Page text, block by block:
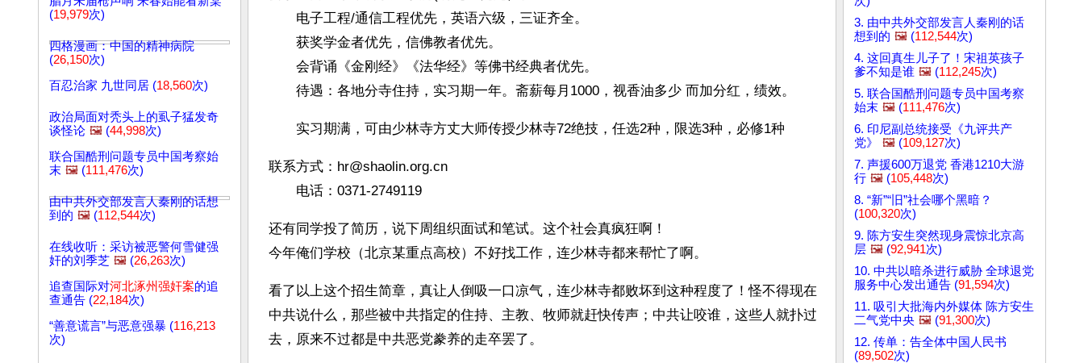
(19,979次)
四格漫画：中国的精神病院
(26,150次)
百忍治家 九世同居 (18,560次)
政治局面对秃头上的虱子猛发奇
谈怪论 🖼️ (44,998次)
联合国酷刑问题专员中国考察始
末 🖼️ (111,476次)
由中共外交部发言人秦刚的话想
到的 🖼️ (112,544次)
在线收听：采访被恶警何雪健强
奸的刘季芝 🖼️ (26,263次)
追查国际对河北涿州强奸案的追
查通告 (22,184次)
“善意谎言”与恶意强暴 (116,213
次)
电子工程/通信工程优先，英语六级，三证齐全。
获奖学金者优先，信佛教者优先。
会背诵《金刚经》《法华经》等佛书经典者优先。
待遇：各地分寺住持，实习期一年。斋薪每月1000，视香油多少 而加分红，绩效。
实习期满，可由少林寺方丈大师传授少林寺72绝技，任选2种，限选3种，必修1种
联系方式： hr@shaolin.org.cn
电话：0371-2749119
还有同学投了简历，说下周组织面试和笔试。这个社会真疯狂啊！
今年俺们学校（北京某重点高校）不好找工作，连少林寺都来帮忙了啊。
看了以上这个招生简章，真让人倒吸一口凉气，连少林寺都败坏到这种程度了！怪不得现在
中共说什么，那些被中共指定的住持、主教、牧师就赶快传声；中共让咬谁，这些人就扑过
去，原来不过都是中共恶党豢养的走卒罢了。
3. 由中共外交部发言人秦刚的话
想到的 🖼️ (112,544次)
4. 这回真生儿子了！宋祖英孩子
爹不知是谁 🖼️ (112,245次)
5. 联合国酷刑问题专员中国考察
始末 🖼️ (111,476次)
6. 印尼副总统接受《九评共产
党》
🖼️ (109,127次)
7. 声援600万退党 香港1210大游
行 🖼️ (105,448次)
8. “新”“旧”社会哪个黑暗？
(100,320次)
9. 陈方安生突然现身震惊北京高
层 🖼️ (92,941次)
10. 中共以暗杀进行威胁 全球退党
服务中心发出通告 (91,594次)
11. 吸引大批海内外媒体 陈方安生
二气党中央 🖼️ (91,300次)
12. 传单：告全体中国人民书
(89,502次)